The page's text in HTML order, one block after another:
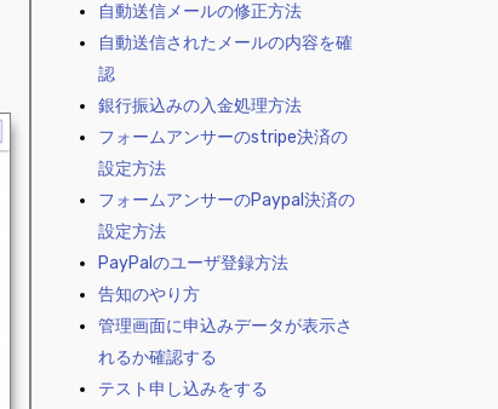
自動送信メールの修正方法
自動送信されたメールの内容を確
認
銀行振込みの入金処理方法
フォームアンサーのstripe決済の
設定方法
フォームアンサーのPaypal決済の
設定方法
PayPalのユーザ登録方法
告知のやり方
管理画面に申込みデータが表示さ
れるか確認する
テスト申し込みをする